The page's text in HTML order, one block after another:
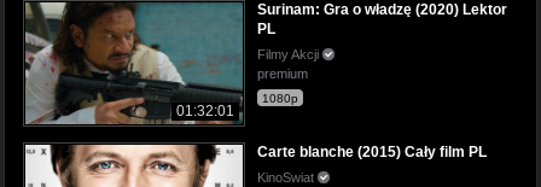
01:32:01
Surinam: Gra o władzę (2020) Lektor
PL
Filmy Akcji
premium
1080p
Carte blanche (2015) Cały film PL
KinoSwiat